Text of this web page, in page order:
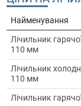
результати, що
вітчизняних
2.
економити – ЛВ4Т.
МОДЕЛІ
Моделі
Найменування
Лічильник
110 мм
Лічильник
110 мм
Лічильник